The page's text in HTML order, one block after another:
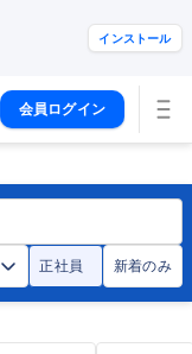
インストール
会員ログイン
正社員 新着のみ